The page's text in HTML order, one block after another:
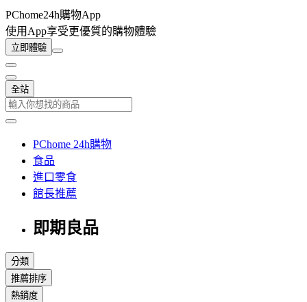
PChome24h購物App
使用App享受更優質的購物體驗
立即體驗
全站
PChome 24h購物
食品
進口零食
館長推薦
即期良品
分類
推薦排序
熱銷度